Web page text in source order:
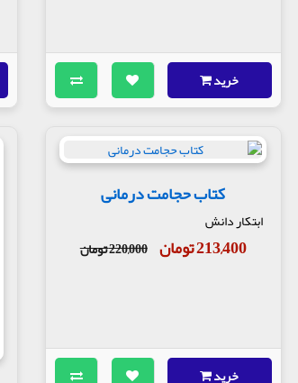
خرید
کتاب حجامت درمانی
ابتکار دانش
213,400 تومان 220,000 تومان
خرید